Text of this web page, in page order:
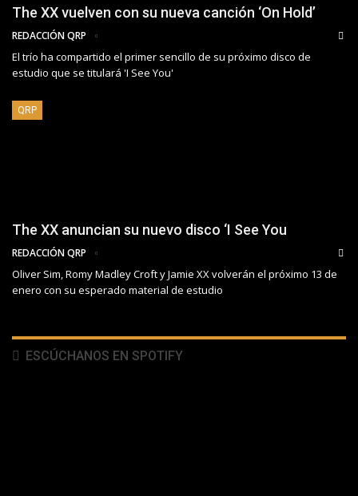
The XX vuelven con su nueva canción ‘On Hold’
REDACCIÓN QRP
El trío ha compartido el primer sencillo de su próximo disco de
estudio que se titulará 'I See You'
QRP
The XX anuncian su nuevo disco ‘I See You
REDACCIÓN QRP
Oliver Sim, Romy Madley Croft y Jamie XX volverán el próximo 13 de
enero con su esperado material de estudio
ESCÚCHANOS EN SPOTIFY